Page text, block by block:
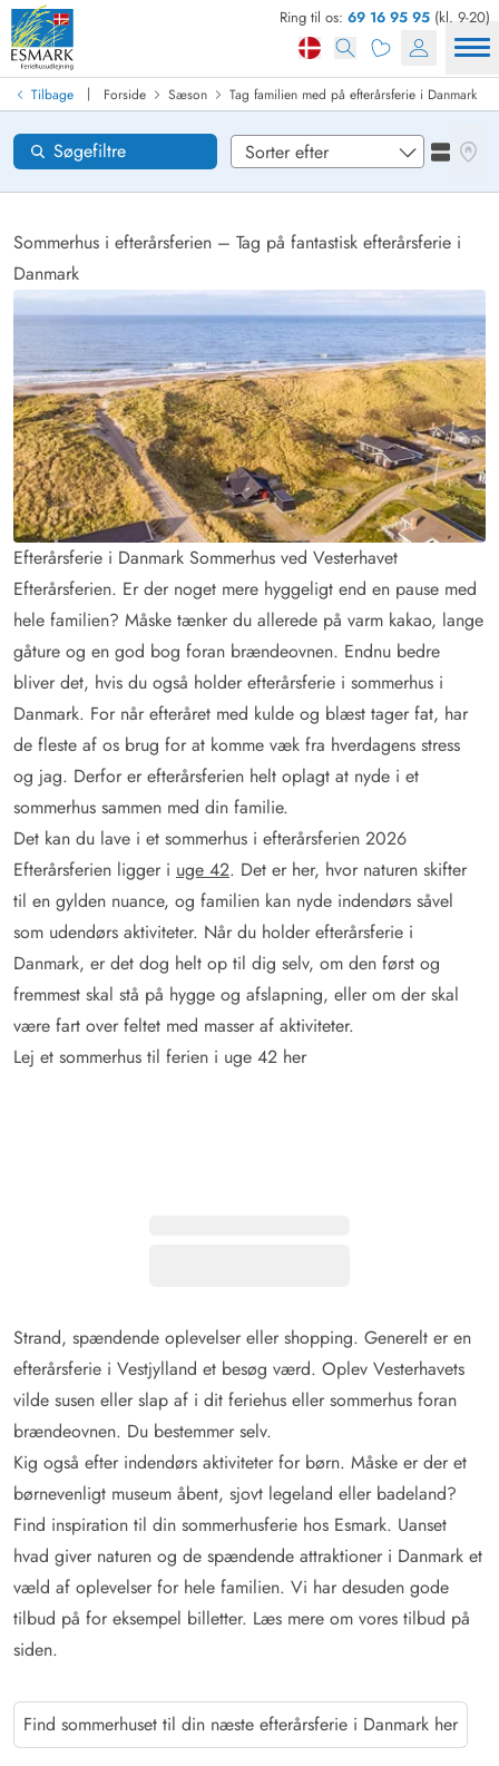
Ring til os: 69 16 95 95 (kl. 9-20)
Tilbage | Forside Sæson Tag familien med på efterårsferie i Danmark
Sommerhus i efterårsferien – Tag på fantastisk efterårsferie i
Danmark
Efterårsferie i Danmark Sommerhus ved Vesterhavet
Efterårsferien. Er der noget mere hyggeligt end en pause med
hele familien? Måske tænker du allerede på varm kakao, lange
gåture og en god bog foran brændeovnen. Endnu bedre
bliver det, hvis du også holder efterårsferie i sommerhus i
Danmark. For når efteråret med kulde og blæst tager fat, har
de fleste af os brug for at komme væk fra hverdagens stress
og jag. Derfor er efterårsferien helt oplagt at nyde i et
sommerhus sammen med din familie.
Det kan du lave i et sommerhus i efterårsferien 2026
Efterårsferien ligger i uge 42. Det er her, hvor naturen skifter
til en gylden nuance, og familien kan nyde indendørs såvel
som udendørs aktiviteter. Når du holder efterårsferie i
Danmark, er det dog helt op til dig selv, om den først og
fremmest skal stå på hygge og afslapning, eller om der skal
være fart over feltet med masser af aktiviteter.
Lej et sommerhus til ferien i uge 42 her
Søgefiltre
Se
Find sommerhus
Ankomst
Områder
Ønsker til huset Nulstil
Loading...
Strand, spændende oplevelser eller shopping. Generelt er en
efterårsferie i Vestjylland et besøg værd. Oplev Vesterhavets
vilde susen eller slap af i dit feriehus eller sommerhus foran
brændeovnen. Du bestemmer selv.
Kig også efter indendørs aktiviteter for børn. Måske er der et
børnevenligt museum åbent, sjovt legeland eller badeland?
Find inspiration til din sommerhusferie hos Esmark. Uanset
hvad giver naturen og de spændende attraktioner i Danmark et
væld af oplevelser for hele familien. Vi har desuden gode
tilbud på for eksempel billetter. Læs mere om vores tilbud på
siden.
Find sommerhuset til din næste efterårsferie i Danmark her